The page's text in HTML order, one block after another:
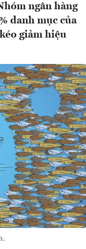
ngân hàng
danh mục của
giảm hiệu